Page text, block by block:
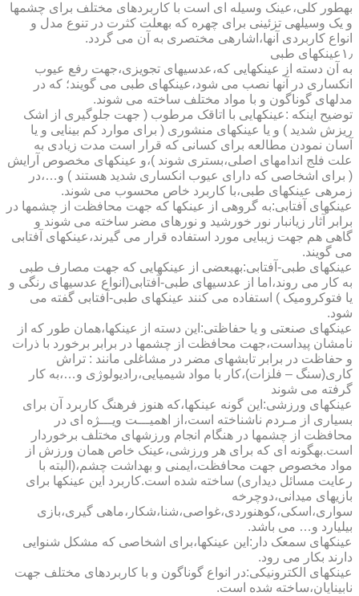
به­طور کلی،عینک وسیله ای است با کاربردهای مختلف برای چشمها
و یک وسیله­ی تزئینی برای چهره که به­علت کثرت در تنوع مدل و
انواع کاربردی آنها،اشاره­ی مختصری به آن می گردد.
۱٫عینکهای طبی
به آن دسته از عینکهایی که،عدسیهای تجویزی،جهت رفع عیوب
انکساری در آنها نصب می شود،عینکهای طبی می گویند؛ که در
مدلهای گوناگون و با مواد مختلف ساخته می شوند.
توضیح اینکه :عینکهایی با اتاقک مرطوب ( جهت جلوگیری از اشک
ریزش شدید ) و یا عینکهای منشوری ( برای موارد کم بینایی و یا
آسان نمودن مطالعه برای کسانی که قرار است مدت زیادی به
علت فلج اندامهای اصلی،بستری شوند )،و عینکهای مخصوص آرایش
( برای اشخاصی که دارای عیوب انکساری شدید هستند ) و…،در
زمره­ی عینکهای طبی،با کاربرد خاص محسوب می شوند.
عینکهای آفتابی:به گروهی از عینکها که جهت محافظت از چشمها در
برابر آثار زیانبار نور خورشید و نورهای مضر ساخته می شوند و
گاهی هم جهت زیبایی مورد استفاده قرار می گیرند،عینکهای آفتابی
می گویند.
عینکهای طبی-آفتابی:به­بعضی از عینکهایی که جهت مصارف طبی
به کار می روند،اما از عدسیهای طبی-آفتابی(انواع عدسیهای رنگی و
یا فتوکرومیک ) استفاده می کنند عینکهای طبی-آفتابی گفته می
شود.
عینکهای صنعتی و یا حفاظتی:این دسته از عینکها،همان طور که از
نامشان پیداست،جهت محافظت از چشمها در برابر برخورد با ذرات
و حفاظت در برابر تابشهای مضر در مشاغلی مانند : تراش
کاری(سنگ – فلزات)،کار با مواد شیمیایی،رادیولوژی و…،به کار
گرفته می شوند
عینکهای ورزشی:این گونه عینکها،که هنوز فرهنگ کاربرد آن برای
بسیاری از مـردم ناشناخته است،از اهمیـــت ویـــژه ای در
محافظت از چشمها در هنگام انجام ورزشهای مختلف برخوردار
است.به­گونه ای که برای هر ورزشی،عینک خاص همان ورزش از
مواد مخصوص جهت محافظت،ایمنی و بهداشت چشم،(البته با
رعایت مسائل دیداری) ساخته شده است.کاربرد این عینکها برای
بازیهای میدانی،دوچرخه
سواری،اسکی،کوهنوردی،غواصی،شنا،شکار،ماهی گیری،بازی
بیلیارد و… می باشد.
عینکهای سمعک دار:این عینکها،برای اشخاصی که مشکل شنوایی
دارند بکار می رود.
عینکهای الکترونیکی:در انواع گوناگون و با کاربردهای مختلف جهت
نابینایان،ساخته شده است.